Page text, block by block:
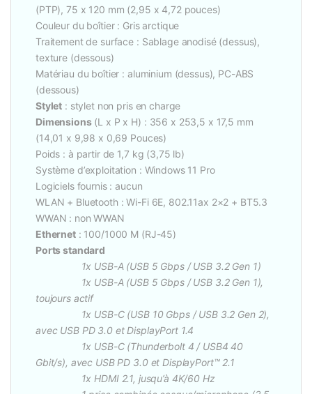
(PTP), 75 x 120 mm (2,95 x 4,72 pouces)
Couleur du boîtier : Gris arctique
Traitement de surface : Sablage anodisé (dessus),
texture (dessous)
Matériau du boîtier : aluminium (dessus), PC-ABS
(dessous)
Stylet : stylet non pris en charge
Dimensions(L x P x H) : 356 x 253,5 x 17,5 mm
(14,01 x 9,98 x 0,69 Pouces)
Poids : à partir de 1,7 kg (3,75 lb)
Système d’exploitation : Windows 11 Pro
Logiciels fournis : aucun
WLAN + Bluetooth : Wi-Fi 6E, 802.11ax 2×2 + BT5.3
WWAN : non WWAN
Ethernet: 100/1000 M (RJ-45)
Ports standard
1x USB-A (USB 5 Gbps / USB 3.2 Gen 1)
1x USB-A (USB 5 Gbps / USB 3.2 Gen 1),
toujours actif
1x USB-C (USB 10 Gbps / USB 3.2 Gen 2),
avec USB PD 3.0 et DisplayPort 1.4
1x USB-C (Thunderbolt 4 / USB4 40
Gbit/s), avec USB PD 3.0 et DisplayPort™ 2.1
1x HDMI 2.1, jusqu’à 4K/60 Hz